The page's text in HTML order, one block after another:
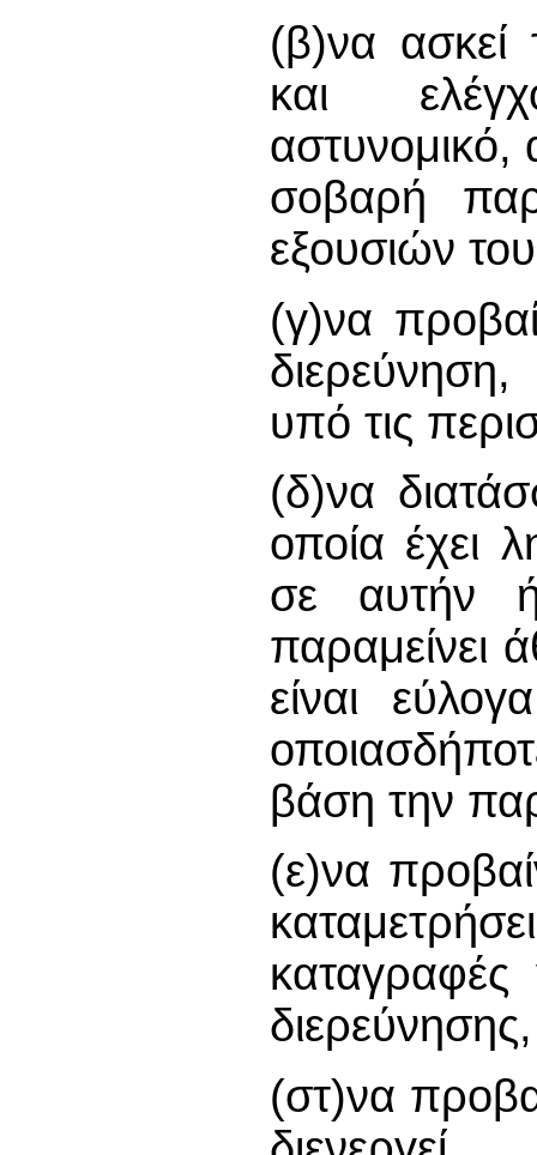
(β)να ασκεί
και
αστυνομικό,
σοβαρή
εξουσιών
(γ)να
υπό τις
(δ)να
οποία έχει
σε αυτήν
παραμείνει
είναι
βάση την
(ε)να
(στ)να